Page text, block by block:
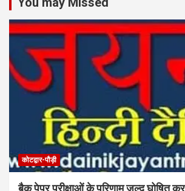
कोटद्वार-पौड़ी
बैक पेपर परीक्षाओं के परिणाम जल्द घोषित